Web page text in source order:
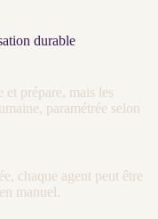
durable
prépare, mais les
paramétrée selon
chaque agent peut être
manuel.